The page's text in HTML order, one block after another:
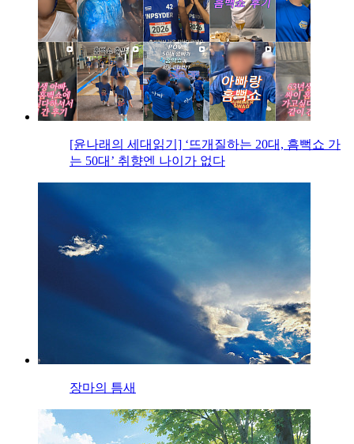
[윤나래의 세대읽기] ‘뜨개질하는 20대, 흠뻑쇼 가
는 50대’ 취향엔 나이가 없다
장마의 틈새